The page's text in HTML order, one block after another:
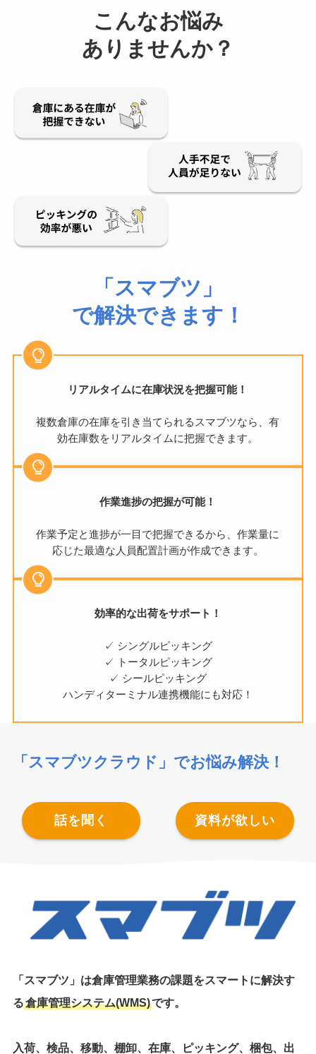
こんなお悩み
ありませんか？
「スマブツ」
で解決できます！
リアルタイムに在庫状況を把握可能！
複数倉庫の在庫を引き当てられるスマブツなら、有
効在庫数をリアルタイムに把握できます。
作業進捗の把握が可能！
作業予定と進捗が一目で把握できるから、作業量に
応じた最適な人員配置計画が作成できます。
効率的な出荷をサポート！
✓ シングルピッキング
✓ トータルピッキング
✓ シールピッキング
ハンディターミナル連携機能にも対応！
「スマブツクラウド」でお悩み解決！
話を聞く 資料が欲しい
「スマブツ」は倉庫管理業務の課題をスマートに解決す
る倉庫管理システム(WMS)です。
入荷、検品、移動、棚卸、在庫、ピッキング、梱包、出